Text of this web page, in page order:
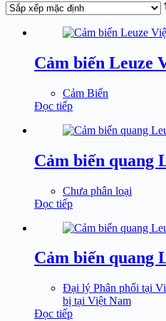
Cảm biến Leuze
Cảm Biến
Đọc tiếp
Cảm biến quang
Chưa phân loại
Đọc tiếp
Cảm biến quang
Đại lý Phân phối tại
bị tại Việt Nam
Đọc tiếp